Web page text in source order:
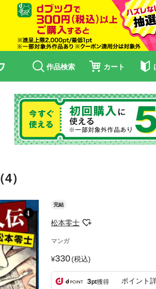
作品検索 カート
）
完結
松本零士
マンガ
330(税込)
3pt獲得 ポイント